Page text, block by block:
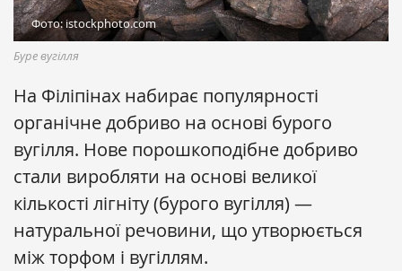
Фото: istockphoto.com
Буре вугілля
На Філіпінах набирає популярності
органічне добриво на основі бурого
вугілля. Нове порошкоподібне добриво
стали виробляти на основі великої
кількості лігніту (бурого вугілля) —
натуральної речовини, що утворюється
між торфом і вугіллям.